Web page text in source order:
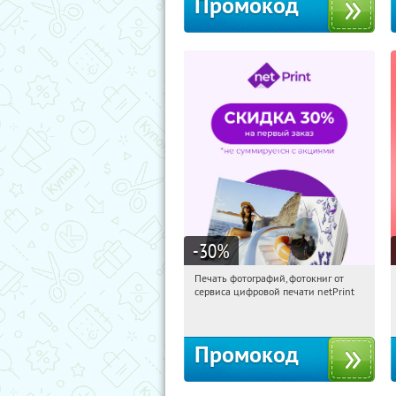
-30%
19:23:18 Получили:
Печать фотографий, фотокниг от
сервиса цифровой печати netPrint
Промокод